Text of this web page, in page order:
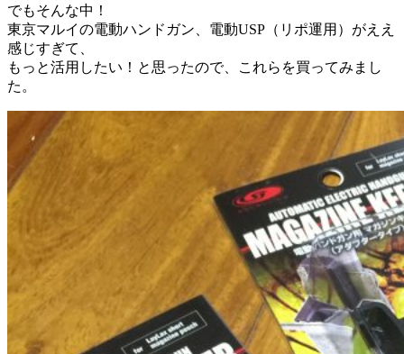
でもそんな中！
東京マルイの電動ハンドガン、電動USP（リポ運用）がええ
感じすぎて、
もっと活用したい！と思ったので、これらを買ってみまし
た。